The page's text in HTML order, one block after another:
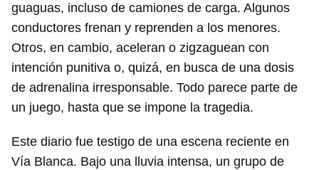
guaguas, incluso de camiones de carga. Algunos
conductores frenan y reprenden a los menores.
Otros, en cambio, aceleran o zigzaguean con
intención punitiva o, quizá, en busca de una dosis
de adrenalina irresponsable. Todo parece parte de
un juego, hasta que se impone la tragedia.
Este diario fue testigo de una escena reciente en
Vía Blanca. Bajo una lluvia intensa, un grupo de